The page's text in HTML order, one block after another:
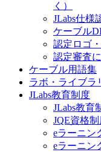
く）
JLabs仕様
ケーブル
認定ロゴ
認定審査
ケーブル用語集
ラボ・ライブラ
JLabs教育制度
JLabs教育
JQE資格
eラーニン
eラーニン